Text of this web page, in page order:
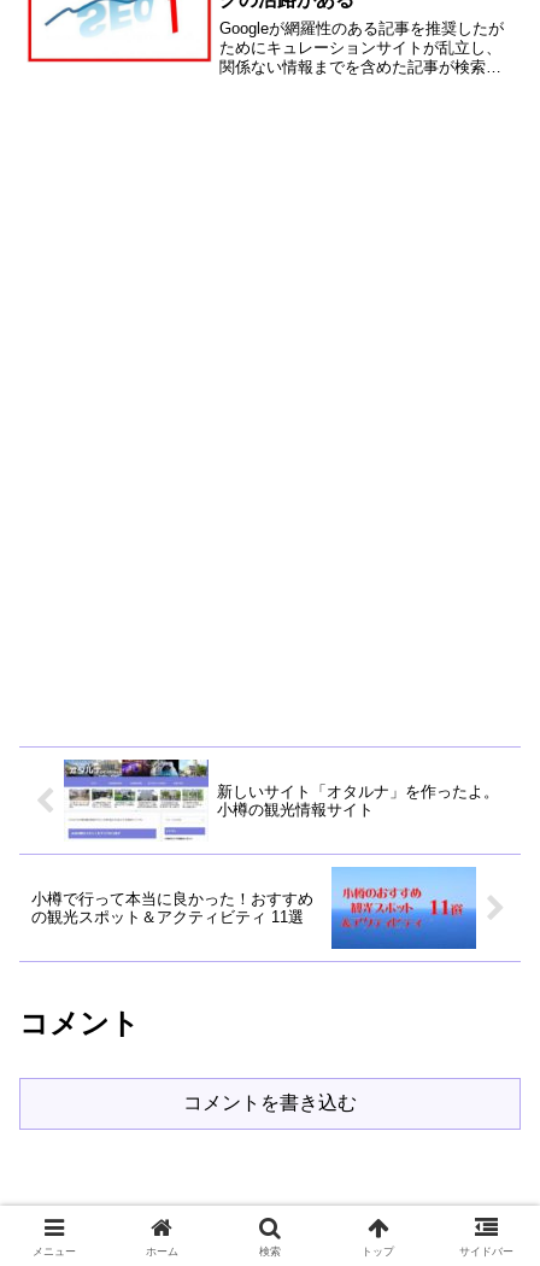
Googleが網羅性のある記事を推奨したが
ためにキュレーションサイトが乱立し、
関係ない情報までを含めた記事が検索結
新しいサイト「オタルナ」を作ったよ。
小樽の観光情報サイト
小樽で行って本当に良かった！おすすめ
の観光スポット＆アクティビティ 11選
コメント
コメントを書き込む
メニュー ホーム 検索 トップ サイドバー